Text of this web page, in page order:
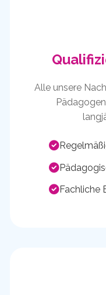
Alle unsere
Fachliche